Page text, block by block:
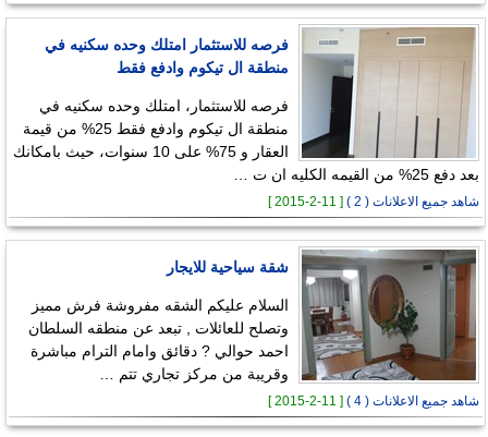
فرصه للاستثمار امتلك وحده سكنيه في
منطقة ال تيكوم وادفع فقط
فرصه للاستثمار، امتلك وحده سكنيه في
منطقة ال تيكوم وادفع فقط 25% من قيمة
العقار و 75% على 10 سنوات، حيث بامكانك
بعد دفع 25% من القيمه الكليه ان ت …
شاهد جميع الاعلانات ( 2 ) [ 11-2-2015 ]
شقة سياحية للايجار
السلام عليكم الشقه مفروشة فرش مميز
وتصلح للعائلات , تبعد عن منطقه السلطان
احمد حوالي ? دقائق وامام الترام مباشرة
وقريبة من مركز تجاري تتم …
شاهد جميع الاعلانات ( 4 ) [ 11-2-2015 ]